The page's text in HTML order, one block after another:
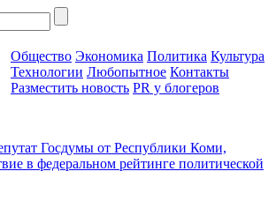
Общество Экономика Политика Культура
Технологии Любопытное Контакты
Разместить новость PR у блогеров
Госдумы от Республики Коми,
в федеральном рейтинге политической